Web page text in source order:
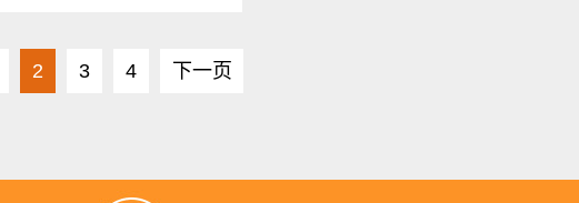
2 3 4 下一页